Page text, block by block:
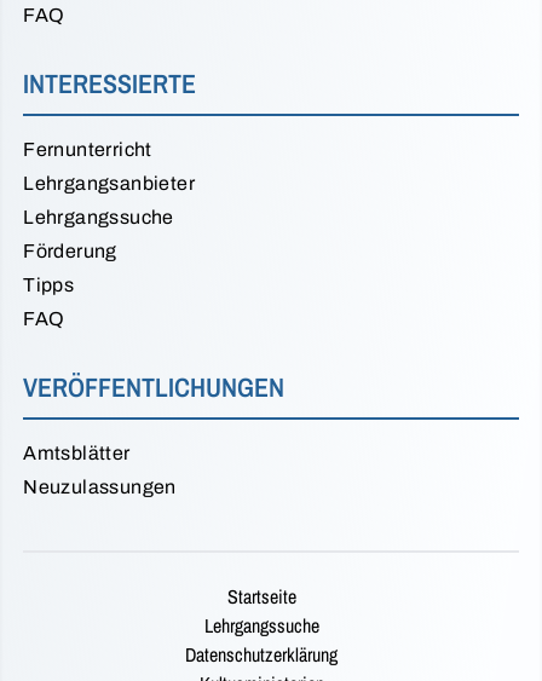
FAQ
INTERESSIERTE
Fernunterricht
Lehrgangsanbieter
Lehrgangssuche
Förderung
Tipps
FAQ
VERÖFFENTLICHUNGEN
Amtsblätter
Neuzulassungen
Startseite
Lehrgangssuche
Datenschutzerklärung